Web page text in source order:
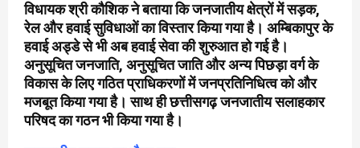
विधायक श्री कौशिक ने बताया कि जनजातीय क्षेत्रों में सड़क,
रेल और हवाई सुविधाओं का विस्तार किया गया है। अम्बिकापुर के
हवाई अड्डे से भी अब हवाई सेवा की शुरुआत हो गई है।
अनुसूचित जनजाति, अनुसूचित जाति और अन्य पिछड़ा वर्ग के
विकास के लिए गठित प्राधिकरणों में जनप्रतिनिधित्व को और
मजबूत किया गया है। साथ ही छत्तीसगढ़ जनजातीय सलाहकार
परिषद का गठन भी किया गया है।